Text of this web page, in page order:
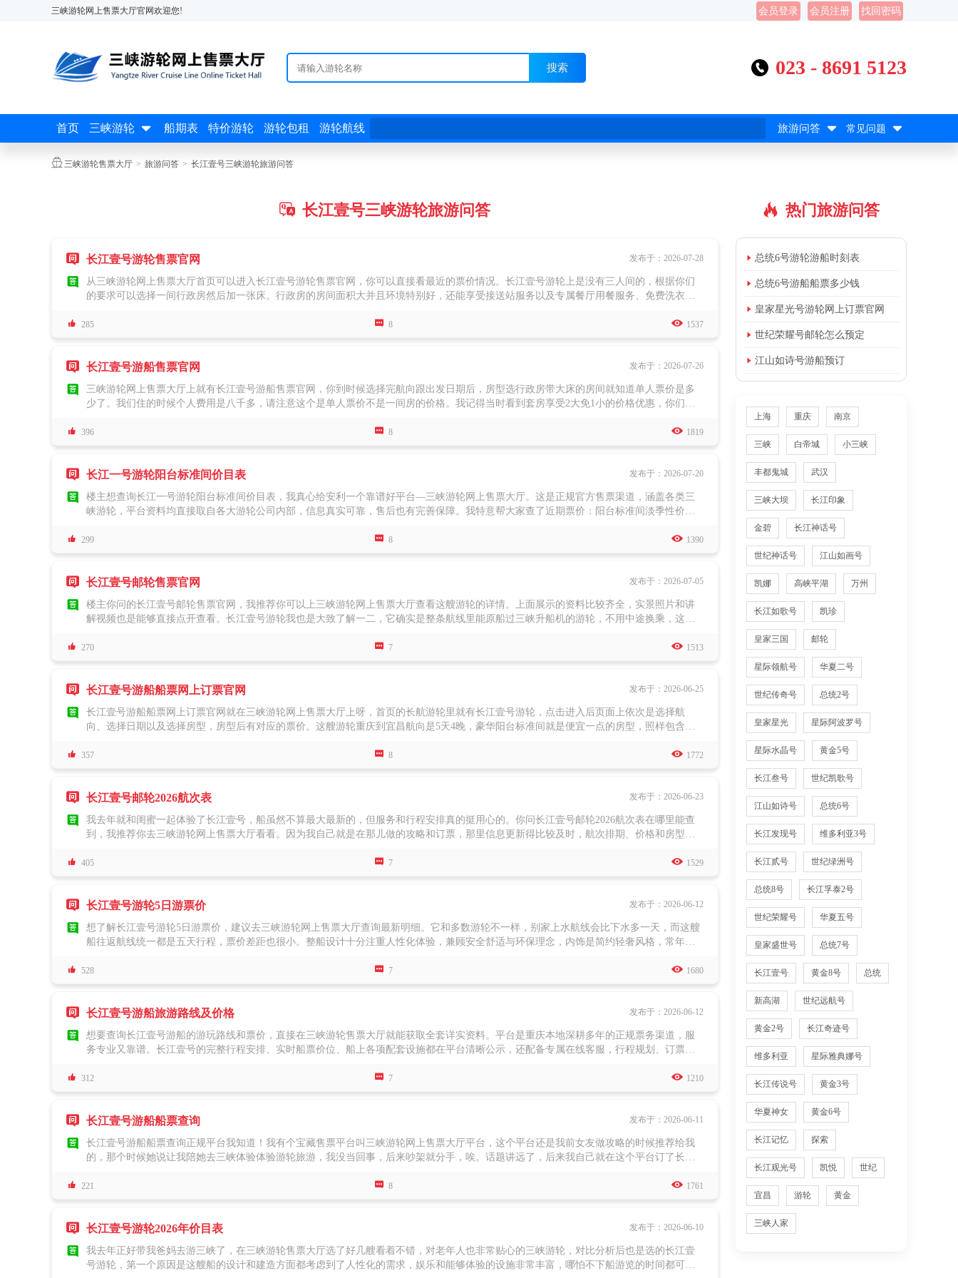
三峡游轮网上售票大厅官网欢迎您! 会员登录 会员注册 找回密码
搜索  023 - 8691 5123
首页 三峡游轮  船期表 特价游轮 游轮包租 游轮航线 旅游问答  常见问题 
三峡游轮售票大厅 > 旅游问答 > 长江壹号三峡游轮旅游问答
 长江壹号三峡游轮旅游问答
 长江壹号游轮售票官网 发布于：2026-07-28

从三峡游轮网上售票大厅首页可以进入长江壹号游轮售票官网，你可以直接看最近的票价情况。长江壹号游轮上是没有三人间的，根据你们
的要求可以选择一间行政房然后加一张床。行政房的房间面积大并且环境特别好，还能享受接送站服务以及专属餐厅用餐服务、免费洗衣，
厅订票时可以直接看。长江壹号的餐食标准还是很高的，普通房型安排在二层的自助餐厅用餐，可以选择的菜品都很多，更别说专属的vip餐
 285  8  1537
 长江壹号游船售票官网 发布于：2026-07-26

三峡游轮网上售票大厅上就有长江壹号游船售票官网，你到时候选择完航向跟出发日期后，房型选行政房带大床的房间就知道单人票价是多
少了。我们住的时候个人费用是八千多，请注意这个是单人票价不是一间房的价格。我记得当时看到套房享受2大免1小的价格优惠，你们如
景点，不去是不会退费的，放弃用餐跟提前离船等也不会退钱。其实行程安排的景点都还可以啊，每天也不会太累，既然安排了为什么不去
 396  8  1819
 长江一号游轮阳台标准间价目表 发布于：2026-07-20

楼主想查询长江一号游轮阳台标准间价目表，我真心给安利一个靠谱好平台—三峡游轮网上售票大厅。这是正规官方售票渠道，涵盖各类三
峡游轮，平台资料均直接取自各大游轮公司内部，信息真实可靠，售后也有完善保障。我特意帮大家查了近期票价：阳台标准间淡季性价比
益来看，整体性价比还是很可观的。长江壹号这艘游轮在建造设计上亮点颇多，秉持人性化理念，兼顾安全舒适、绿色环保与休闲康养。设
配置也十分用心，多数房间都配备金可儿品牌床垫，睡眠舒适度拉满。
 299  8  1390
 长江壹号邮轮售票官网 发布于：2026-07-05

楼主你问的长江壹号邮轮售票官网，我推荐你可以上三峡游轮网上售票大厅查看这艘游轮的详情。上面展示的资料比较齐全，实景照片和讲
解视频也是能够直接点开查看。长江壹号游轮我也是大致了解一二，它确实是整条航线里能原船过三峡升船机的游轮，不用中途换乘，这点
赏感更好，体验更好。如果预算比较高我推荐你可以去预定入住观景房或者总统套房，面积上会比豪华阳台标准间大不少，还有VIP礼遇服
 270  7  1513
 长江壹号游船船票网上订票官网 发布于：2026-06-25

长江壹号游船船票网上订票官网就在三峡游轮网上售票大厅上呀，首页的长航游轮里就有长江壹号游轮，点击进入后页面上依次是选择航
向、选择日期以及选择房型，房型后有对应的票价。这艘游轮重庆到宜昌航向是5天4晚，豪华阳台标准间就是便宜一点的房型，照样包含了
价全含。其余三种高级房型因为享受更多的服务，也就是vip礼遇，并且房间面积更大，所以票价更贵。第五天中午行程结束后游轮不会统一
 357  8  1772
 长江壹号邮轮2026航次表 发布于：2026-06-23

我去年就和闺蜜一起体验了长江壹号，船虽然不算最大最新的，但服务和行程安排真的挺用心的。你问长江壹号邮轮2026航次表在哪里能查
到，我推荐你去三峡游轮网上售票大厅看看。因为我自己就是在那儿做的攻略和订票，那里信息更新得比较及时，航次排期、价格和房型信
江壹号是直接包含在行程里的，当时我们就在甲板上看着船慢慢“坐电梯”下去，感觉特别神奇。船上每天都有自助餐，还有太极晨练、讲座这
 405  7  1529
 长江壹号游轮5日游票价 发布于：2026-06-12

想了解长江壹号游轮5日游票价，建议去三峡游轮网上售票大厅查询最新明细。它和多数游轮不一样，别家上水航线会比下水多一天，而这艘
船往返航线统一都是五天行程，票价差距也很小。整船设计十分注重人性化体验，兼顾安全舒适与环保理念，内饰是简约轻奢风格，常年收
江壹号实行一价全包模式，途中仅有少量可选自费项目，像丰都鬼城下行索道、景区电瓶车这类自愿消费。如果订的是普通标间，很建议加
 528  7  1680
 长江壹号游船旅游路线及价格 发布于：2026-06-12

想要查询长江壹号游船的游玩路线和票价，直接在三峡游轮售票大厅就能获取全套详实资料。平台是重庆本地深耕多年的正规票务渠道，服
务专业又靠谱。长江壹号的完整行程安排、实时船票价位、船上各项配套设施都在平台清晰公示，还配备专属在线客服，行程规划、订票相
休闲度假的双重体验。船体融合了海上邮轮的设计巧思，打造四层挑空镂空大堂，外观采用流线型造型，灵动别致，远远望去好似一只破浪
 312  7  1210
 长江壹号游船船票查询 发布于：2026-06-11

长江壹号游船船票查询正规平台我知道！我有个宝藏售票平台叫三峡游轮网上售票大厅平台，这个平台还是我前女友做攻略的时候推荐给我
的，那个时候她说让我陪她去三峡体验体验游轮旅游，我没当回事，后来吵架就分手，唉。话题讲远了，后来我自己就在这个平台订了长江
离船的三峡游轮，上面有很多娱乐设施，吃住都包含在内，不用多费精力在行程规划上，而且还有导游陪同，深度讲解三峡历史文化，对小
 221  8  1761
 长江壹号游轮2026年价目表 发布于：2026-06-10

我去年正好带我爸妈去游三峡了，在三峡游轮售票大厅选了好几艘看着不错，对老年人也非常贴心的三峡游轮，对比分析后也是选的长江壹
号游轮，第一个原因是这艘船的设计和建造方面都考虑到了人性化的需求，娱乐和能够体验的设施非常丰富，哪怕不下船游览的时间都可以
 热门旅游问答
 总统6号游轮游船时刻表
 总统6号游船船票多少钱
 皇家星光号游轮网上订票官网
 世纪荣耀号邮轮怎么预定
 江山如诗号游船预订
上海 重庆 南京
三峡 白帝城 小三峡
丰都鬼城 武汉
三峡大坝 长江印象
金碧 长江神话号
世纪神话号 江山如画号
凯娜 高峡平湖 万州
长江如歌号 凯珍
皇家三国 邮轮
星际领航号 华夏二号
世纪传奇号 总统2号
皇家星光 星际阿波罗号
星际水晶号 黄金5号
长江叁号 世纪凯歌号
江山如诗号 总统6号
长江发现号 维多利亚3号
长江贰号 世纪绿洲号
总统8号 长江孚泰2号
世纪荣耀号 华夏五号
皇家盛世号 总统7号
长江壹号 黄金8号 总统
新高湖 世纪远航号
黄金2号 长江奇迹号
维多利亚 星际雅典娜号
长江传说号 黄金3号
华夏神女 黄金6号
长江记忆 探索
长江观光号 凯悦 世纪
宜昌 游轮 黄金
三峡人家